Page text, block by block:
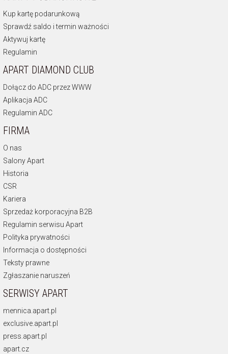
Kup kartę podarunkową
Sprawdź saldo i termin ważności
Aktywuj kartę
Regulamin
APART DIAMOND CLUB
Dołącz do ADC przez WWW
Aplikacja ADC
Regulamin ADC
FIRMA
O nas
Salony Apart
Historia
CSR
Kariera
Sprzedaż korporacyjna B2B
Regulamin serwisu Apart
Polityka prywatności
Informacja o dostępności
Teksty prawne
Zgłaszanie naruszeń
SERWISY APART
mennica.apart.pl
exclusive.apart.pl
press.apart.pl
apart.cz